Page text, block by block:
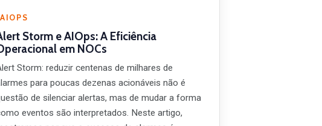
AIOPS
Storm e AIOps: A Eficiência
em NOCs
Storm: reduzir centenas de milhares de
para poucas dezenas acionáveis não é
de silenciar alertas, mas de mudar a forma
eventos são interpretados. Neste artigo,